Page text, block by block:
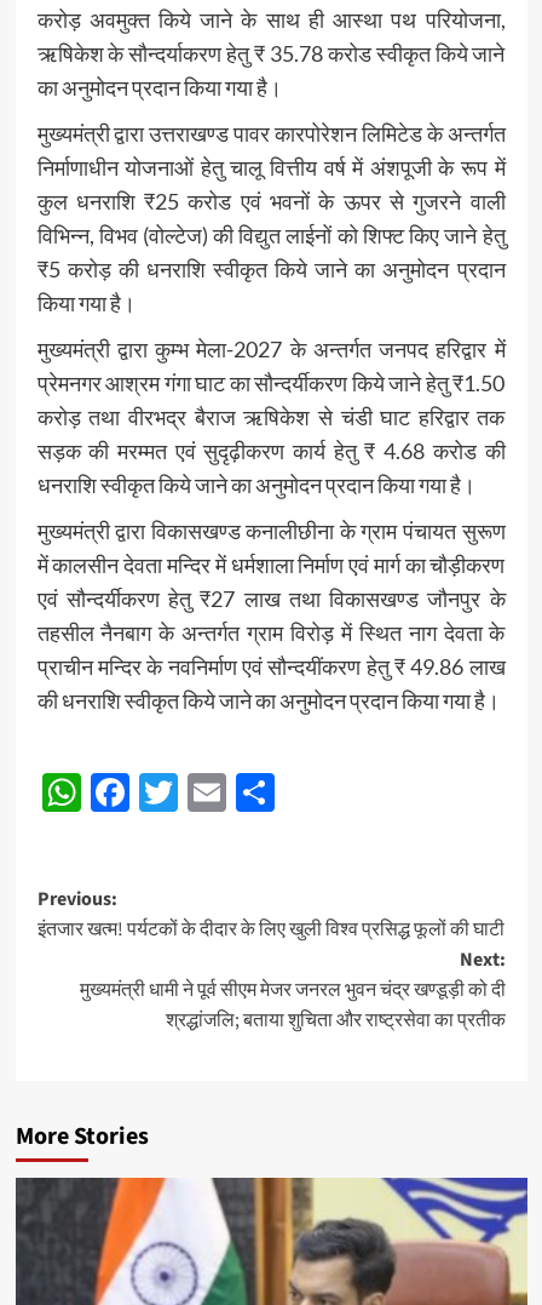
करोड़ अवमुक्त किये जाने के साथ ही आस्था पथ परियोजना,
ऋषिकेश के सौन्दर्याकरण हेतु ₹ 35.78 करोड स्वीकृत किये जाने
का अनुमोदन प्रदान किया गया है।
मुख्यमंत्री द्वारा उत्तराखण्ड पावर कारपोरेशन लिमिटेड के अन्तर्गत
निर्माणाधीन योजनाओं हेतु चालू वित्तीय वर्ष में अंशपूजी के रूप में
कुल धनराशि ₹25 करोड एवं भवनों के ऊपर से गुजरने वाली
विभिन्न, विभव (वोल्टेज) की विद्युत लाईनों को शिफ्ट किए जाने हेतु
₹5 करोड़ की धनराशि स्वीकृत किये जाने का अनुमोदन प्रदान
किया गया है।
मुख्यमंत्री द्वारा कुम्भ मेला-2027 के अन्तर्गत जनपद हरिद्वार में
प्रेमनगर आश्रम गंगा घाट का सौन्दर्यीकरण किये जाने हेतु ₹1.50
करोड़ तथा वीरभद्र बैराज ऋषिकेश से चंडी घाट हरिद्वार तक
सड़क की मरम्मत एवं सुदृढ़ीकरण कार्य हेतु ₹ 4.68 करोड की
धनराशि स्वीकृत किये जाने का अनुमोदन प्रदान किया गया है।
मुख्यमंत्री द्वारा विकासखण्ड कनालीछीना के ग्राम पंचायत सुरूण
में कालसीन देवता मन्दिर में धर्मशाला निर्माण एवं मार्ग का चौड़ीकरण
एवं सौन्दर्यीकरण हेतु ₹27 लाख तथा विकासखण्ड जौनपुर के
तहसील नैनबाग के अन्तर्गत ग्राम विरोड़ में स्थित नाग देवता के
प्राचीन मन्दिर के नवनिर्माण एवं सौन्दयींकरण हेतु ₹ 49.86 लाख
की धनराशि स्वीकृत किये जाने का अनुमोदन प्रदान किया गया है।
Post
navigation
WhatsApp
Facebook
Twitter
EmailShare
Post
navigation
Previous:
इंतजार खत्म! पर्यटकों के दीदार के लिए खुली विश्व प्रसिद्ध फूलों की घाटी
Next:
मुख्यमंत्री धामी ने पूर्व सीएम मेजर जनरल भुवन चंद्र खण्डूड़ी को दी
श्रद्धांजलि; बताया शुचिता और राष्ट्रसेवा का प्रतीक
More Stories